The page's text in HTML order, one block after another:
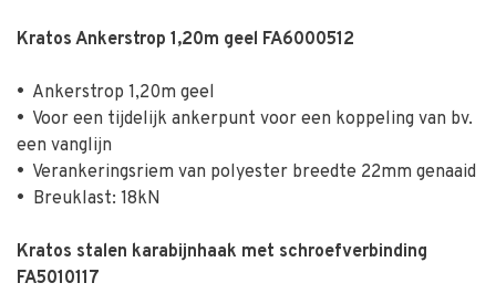
Kratos Ankerstrop 1,20m geel FA6000512
• Ankerstrop 1,20m geel
• Voor een tijdelijk ankerpunt voor een koppeling van bv.
een vanglijn
• Verankeringsriem van polyester breedte 22mm genaaid
• Breuklast: 18kN
Kratos stalen karabijnhaak met schroefverbinding
FA5010117